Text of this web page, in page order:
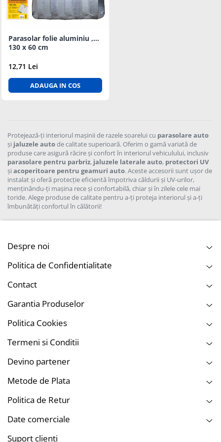
Organizatoare auto
Suporturi bauturi
Tratament Hidrofob
Parasolar folie aluminiu ,
130 x 60 cm
12,71 Lei
ADAUGA IN COS
Protejează-ți interiorul mașinii de razele soarelui cu parasolare auto
și jaluzele autode calitate superioară. Oferim o gamă variată de
produse care asigură răcire și confort în interiorul vehiculului, inclusiv
parasolare pentru parbriz, jaluzele laterale auto, protectori UV
și acoperitoare pentru geamuri auto. Aceste accesorii sunt ușor de
instalat și oferă protecție eficientă împotriva căldurii și UV-urilor,
menținându-ți mașina rece și confortabilă, chiar și în zilele cele mai
toride. Alege produse de calitate pentru a-ți proteja interiorul și a-ți
îmbunătăți confortul în călătorii!
Despre noi
Politica de Confidentialitate
Contact
Garantia Produselor
Politica Cookies
Termeni si Conditii
Devino partener
Metode de Plata
Politica de Retur
Date comerciale
Suport clienti